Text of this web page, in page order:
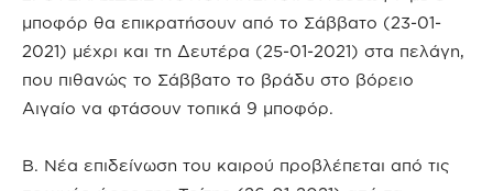
μποφόρ θα επικρατήσουν από το Σάββατο (23-01-
2021) μέχρι και τη Δευτέρα (25-01-2021) στα πελάγη,
που πιθανώς το Σάββατο το βράδυ στο βόρειο
Αιγαίο να φτάσουν τοπικά 9 μποφόρ.
Β. Νέα επιδείνωση του καιρού προβλέπεται από τις